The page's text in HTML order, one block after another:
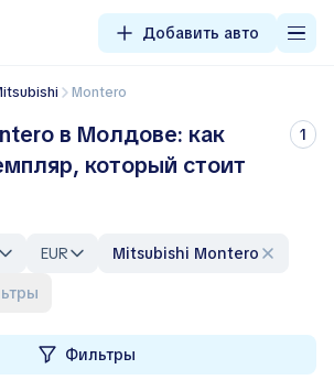
Добавить авто
Mitsubishi Montero
в Молдове: как
который стоит
1
EUR
Mitsubishi Montero
Фильтры